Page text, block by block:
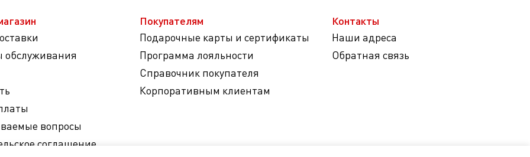
обслуживания
вопросы
соглашение
Покупателям
Подарочные карты и сертификаты
Программа лояльности
Справочник покупателя
Корпоративным клиентам
Контакты
Наши адреса
Обратная связь